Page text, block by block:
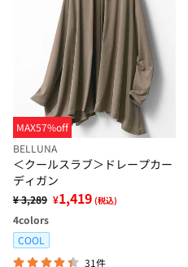
MAX57%off
BELLUNA
＜クールスラブ＞ドレープカー
ディガン
¥ 3,289 ¥1,419 (税込)
4colors
COOL
31件